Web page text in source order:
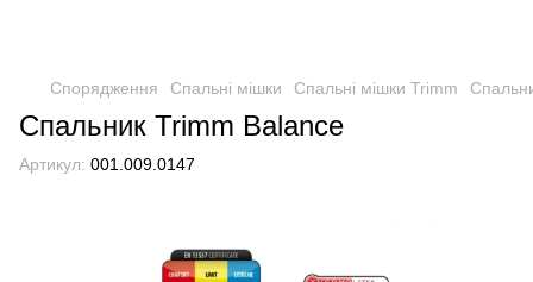
Спорядження Спальні мішки Спальні мішки Trimm
Спальник Trimm Balance
Артикул: 001.009.0147